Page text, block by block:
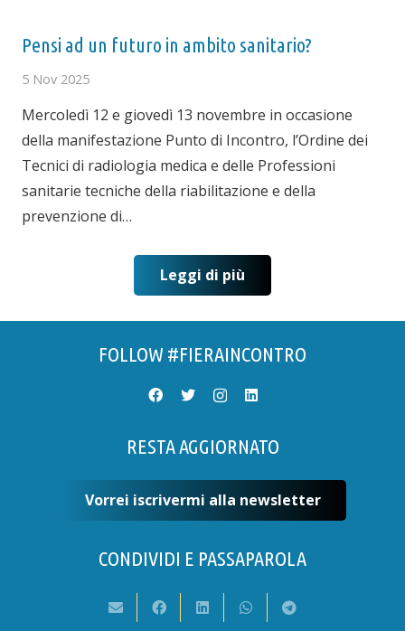
Pensi ad un futuro in ambito sanitario?
5 Nov 2025
Mercoledì 12 e giovedì 13 novembre in occasione
della manifestazione Punto di Incontro, l’Ordine dei
Tecnici di radiologia medica e delle Professioni
sanitarie tecniche della riabilitazione e della
prevenzione di…
Leggi di più
FOLLOW #FIERAINCONTRO
RESTA AGGIORNATO
Vorrei iscrivermi alla newsletter
CONDIVIDI E PASSAPAROLA